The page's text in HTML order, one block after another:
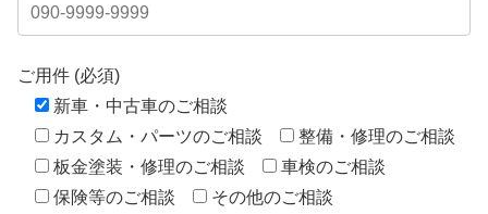
ご用件 (必須)
新車・中古車のご相談
カスタム・パーツのご相談
整備・修理のご相談
板金塗装・修理のご相談
車検のご相談
保険等のご相談
その他のご相談